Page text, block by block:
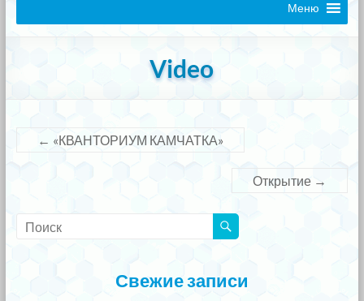
Меню
Video
← «КВАНТОРИУМ КАМЧАТКА»
Открытие →
Свежие записи